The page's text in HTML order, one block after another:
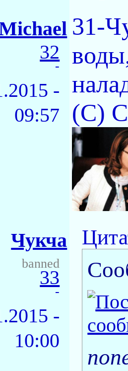
32
-
-
09:57
31-
(С)
Чукча
banned
33
-
-
10:00